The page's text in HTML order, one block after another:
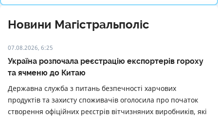
Новини Магістральполіс
07.08.2026, 6:25
Україна розпочала реєстрацію експортерів гороху
та ячменю до Китаю
Державна служба з питань безпечності харчових
продуктів та захисту споживачів оголосила про початок
створення офіційних реєстрів вітчизняних виробників, які